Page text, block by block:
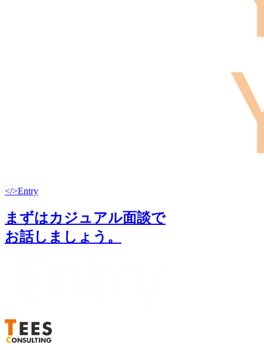
</>Entry
まずはカジュアル面談で
お話しましょう。